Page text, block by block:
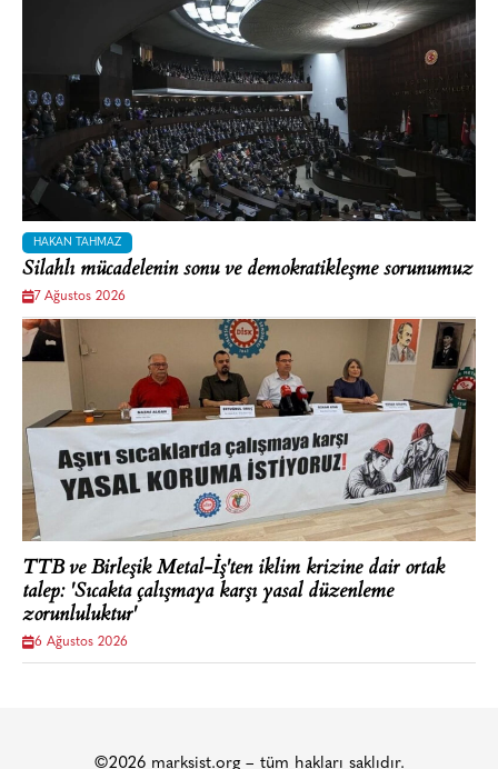
HAKAN TAHMAZ
Silahlı mücadelenin sonu ve demokratikleşme sorunumuz
7 Ağustos 2026
TTB ve Birleşik Metal-İş'ten iklim krizine dair ortak
talep: 'Sıcakta çalışmaya karşı yasal düzenleme
zorunluluktur'
6 Ağustos 2026
©2026 marksist.org – tüm hakları saklıdır.